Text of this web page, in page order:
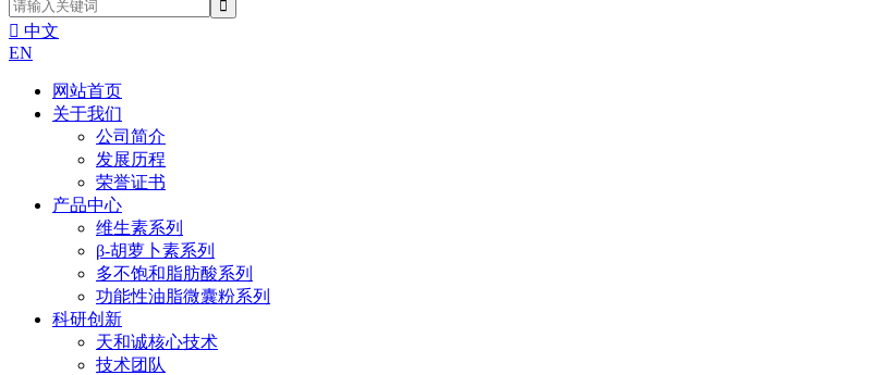
 中文
EN
网站首页
关于我们
公司简介
发展历程
荣誉证书
产品中心
维生素系列
β-胡萝卜素系列
多不饱和脂肪酸系列
功能性油脂微囊粉系列
科研创新
天和诚核心技术
技术团队